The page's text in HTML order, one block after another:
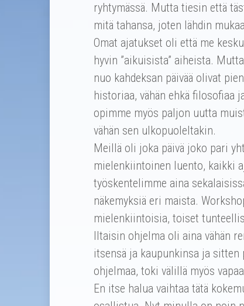
ryhtymässä. Mutta tiesin että
mitä tahansa, joten lähdin
Omat ajatukset oli että me
hyvin ”aikuisista” aiheista.
nuo kahdeksan päivää olivat
historiaa, vähän ehkä filosofiaa
opimme myös paljon uutta
vähän sen ulkopuoleltakin.
Meillä oli joka päivä joko pari
mielenkiintoinen luento, kaikki
työskentelimme aina
näkemyksiä eri maista.
mielenkiintoisia, toiset
Iltaisin ohjelma oli aina vähän
itsensä ja kaupunkinsa ja
ohjelmaa, toki välillä myös
En itse halua vaihtaa tätä